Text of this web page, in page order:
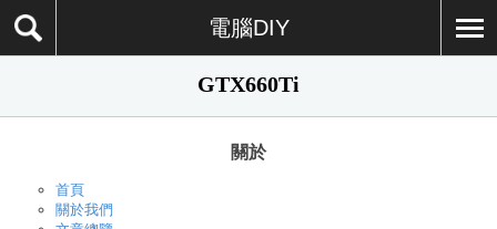
電腦DIY
GTX660Ti
關於
首頁
關於我們